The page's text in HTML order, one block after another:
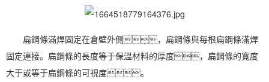
扁鋼條滿焊固定在倉壁外側，扁鋼條與每根扁鋼條滿焊
固定連接。扁鋼條的長度等于保溫材料的厚度，扁鋼條的寬度
大于或等于扁鋼條的可視度。